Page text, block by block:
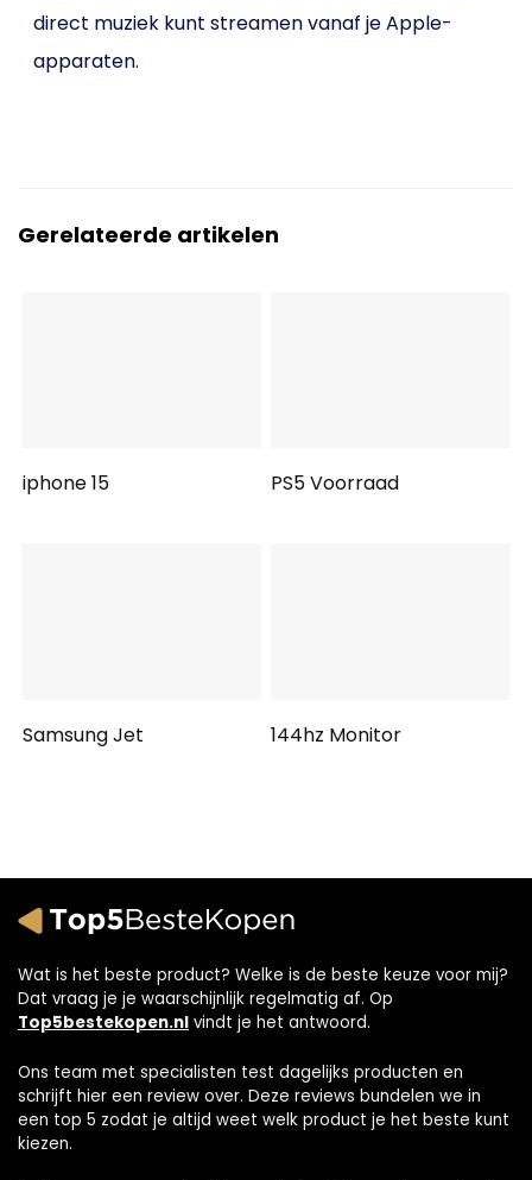
direct muziek kunt streamen vanaf je Apple-
apparaten.
Gerelateerde artikelen
iphone 15 PS5 Voorraad
Samsung Jet 144hz Monitor
Wat is het beste product? Welke is de beste keuze voor mij?
Dat vraag je je waarschijnlijk regelmatig af. Op
Top5bestekopen.nl vindt je het antwoord.
Ons team met specialisten test dagelijks producten en
schrijft hier een review over. Deze reviews bundelen we in
een top 5 zodat je altijd weet welk product je het beste kunt
kiezen.